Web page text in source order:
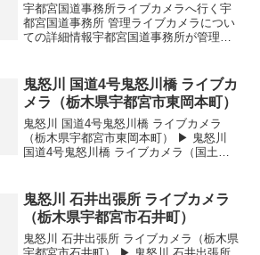
宇都宮国道事務所ライブカメラへ行く宇
都宮国道事務所 管理ライブカメラについ
ての詳細情報宇都宮国道事務所が管理す
号・国道119号・国道121号・国道293号
など、宇都...
鬼怒川 国道4号鬼怒川橋 ライブカ
メラ（栃木県宇都宮市東岡本町）
鬼怒川 国道4号鬼怒川橋 ライブカメラ
（栃木県宇都宮市東岡本町） ▶ 鬼怒川
国道4号鬼怒川橋 ライブカメラ（国土交
は、栃木県宇都宮市東岡本町にある国道4
号鬼怒川橋...
鬼怒川 石井出張所 ライブカメラ
（栃木県宇都宮市石井町）
鬼怒川 石井出張所 ライブカメラ（栃木県